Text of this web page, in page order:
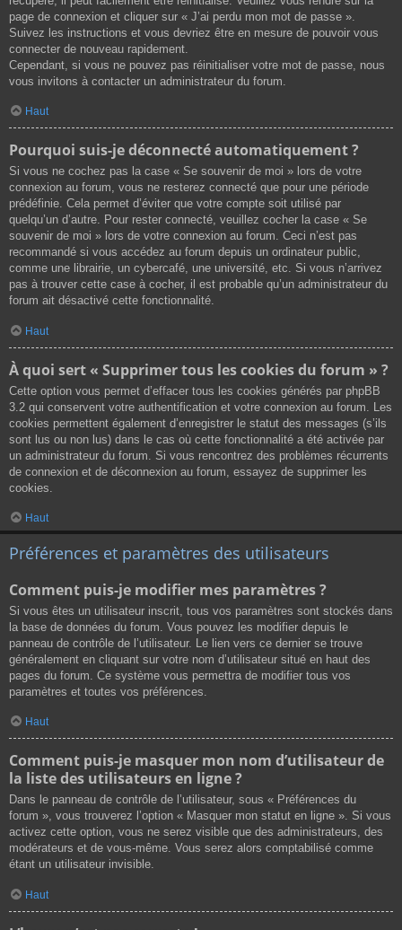
page de connexion et cliquer sur « J’ai perdu mon mot de passe ».
Suivez les instructions et vous devriez être en mesure de pouvoir vous
connecter de nouveau rapidement.
Cependant, si vous ne pouvez pas réinitialiser votre mot de passe, nous
vous invitons à contacter un administrateur du forum.
Haut
Pourquoi suis-je déconnecté automatiquement ?
Si vous ne cochez pas la case « Se souvenir de moi » lors de votre
connexion au forum, vous ne resterez connecté que pour une période
prédéfinie. Cela permet d’éviter que votre compte soit utilisé par
quelqu’un d’autre. Pour rester connecté, veuillez cocher la case « Se
souvenir de moi » lors de votre connexion au forum. Ceci n’est pas
recommandé si vous accédez au forum depuis un ordinateur public,
comme une librairie, un cybercafé, une université, etc. Si vous n’arrivez
pas à trouver cette case à cocher, il est probable qu’un administrateur du
forum ait désactivé cette fonctionnalité.
Haut
À quoi sert « Supprimer tous les cookies du forum » ?
Cette option vous permet d’effacer tous les cookies générés par phpBB
3.2 qui conservent votre authentification et votre connexion au forum. Les
cookies permettent également d’enregistrer le statut des messages (s’ils
sont lus ou non lus) dans le cas où cette fonctionnalité a été activée par
un administrateur du forum. Si vous rencontrez des problèmes récurrents
de connexion et de déconnexion au forum, essayez de supprimer les
cookies.
Haut
Préférences et paramètres des utilisateurs
Comment puis-je modifier mes paramètres ?
Si vous êtes un utilisateur inscrit, tous vos paramètres sont stockés dans
la base de données du forum. Vous pouvez les modifier depuis le
panneau de contrôle de l’utilisateur. Le lien vers ce dernier se trouve
généralement en cliquant sur votre nom d’utilisateur situé en haut des
pages du forum. Ce système vous permettra de modifier tous vos
paramètres et toutes vos préférences.
Haut
Comment puis-je masquer mon nom d’utilisateur de
la liste des utilisateurs en ligne ?
Dans le panneau de contrôle de l’utilisateur, sous « Préférences du
forum », vous trouverez l’option « Masquer mon statut en ligne ». Si vous
activez cette option, vous ne serez visible que des administrateurs, des
modérateurs et de vous-même. Vous serez alors comptabilisé comme
étant un utilisateur invisible.
Haut